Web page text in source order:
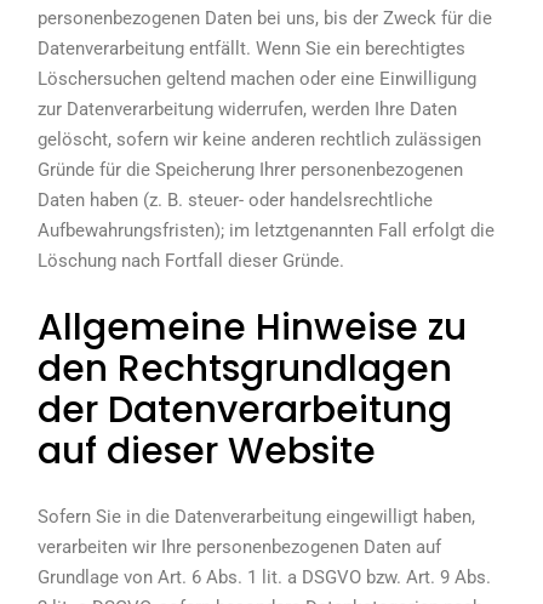
personenbezogenen Daten bei uns, bis der Zweck für die
Datenverarbeitung entfällt. Wenn Sie ein berechtigtes
Löschersuchen geltend machen oder eine Einwilligung
zur Datenverarbeitung widerrufen, werden Ihre Daten
gelöscht, sofern wir keine anderen rechtlich zulässigen
Gründe für die Speicherung Ihrer personenbezogenen
Daten haben (z. B. steuer- oder handelsrechtliche
Aufbewahrungsfristen); im letztgenannten Fall erfolgt die
Löschung nach Fortfall dieser Gründe.
Allgemeine Hinweise zu
den Rechtsgrundlagen
der Datenverarbeitung
auf dieser Website
Sofern Sie in die Datenverarbeitung eingewilligt haben,
verarbeiten wir Ihre personenbezogenen Daten auf
Grundlage von Art. 6 Abs. 1 lit. a DSGVO bzw. Art. 9 Abs.